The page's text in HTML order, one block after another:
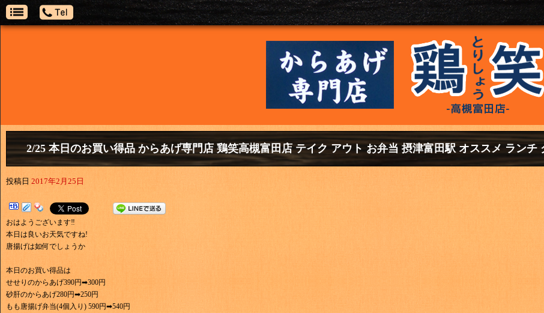
2/25 本日のお買い得品 からあげ専門店 鶏笑高槻富田店 テイク アウト お弁当 摂津富田駅 オススメ ランチ
投稿日 2017年2月25日
おはようございます‼
本日は良いお天気ですね!
唐揚げは如何でしょうか
本日のお買い得品は
せせりのからあげ390円➡300円
砂肝のからあげ280円➡250円
もも唐揚げ弁当(4個入り) 590円➡540円